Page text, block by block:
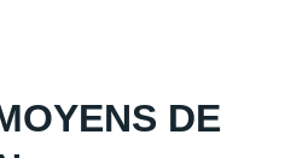
DE